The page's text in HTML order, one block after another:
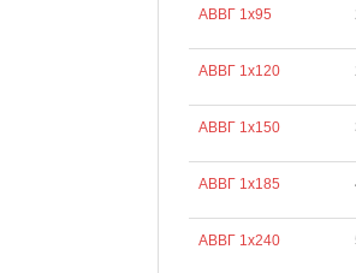
АВВГ 1х95
АВВГ 1х120
АВВГ 1х150
АВВГ 1х185
АВВГ 1х240